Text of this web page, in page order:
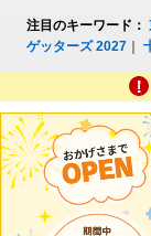
注目のキーワード：
ゲッターズ 2027 ｜